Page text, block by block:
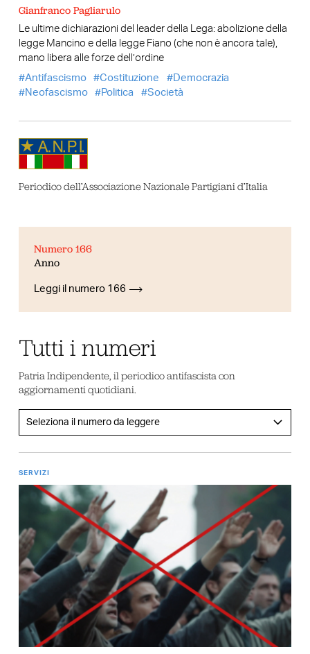
Gianfranco Pagliarulo
Le ultime dichiarazioni del leader della Lega: abolizione della
legge Mancino e della legge Fiano (che non è ancora tale),
mano libera alle forze dell’ordine
Antifascismo
Costituzione
Democrazia
Neofascismo
Politica Società
Periodico dell’Associazione Nazionale Partigiani d’Italia
Numero 166
Anno
Leggi il numero 166
Tutti i numeri
Patria Indipendente, il periodico antifascista con
aggiornamenti quotidiani.
SERVIZI